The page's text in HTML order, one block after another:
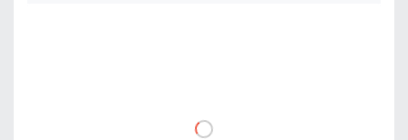
DO KOSZYKA